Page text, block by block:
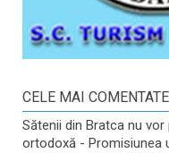
CELE MAI COMENTATE
Sătenii din Bratca nu
ortodoxă - Promisiunea